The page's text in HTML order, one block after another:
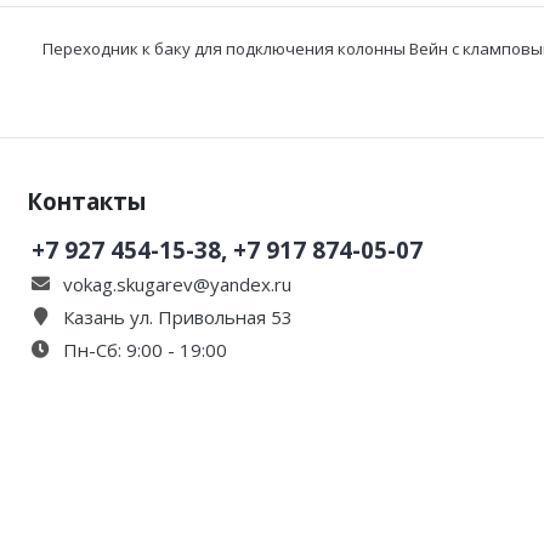
Переходник к баку для подключения колонны Вейн с
Контакты
+7 927 454-15-38, +7 917 874-05-07
vokag.skugarev@yandex.ru
Казань ул. Привольная 53
Пн-Сб: 9:00 - 19:00